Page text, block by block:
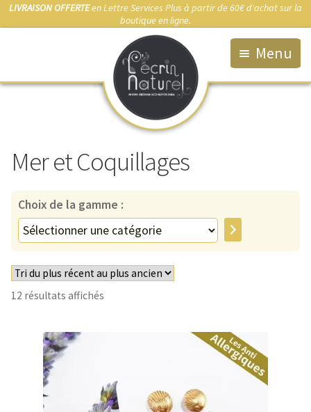
LIVRAISON OFFERTEen Lettre Services Plus à partir de 60€ d'achat sur la
boutique en ligne.
Menu
Accueil
La Boutique
Qui suis-je ?
Démarche éco-responsable
Bijou sur-mesure
Marchés & Points de vente
Entretien de votre bijou
Contact
Mer et Coquillages
Choix de la gamme :
Sélectionner
une
catégorie
12 résultats affichésTrié
plus
ancien